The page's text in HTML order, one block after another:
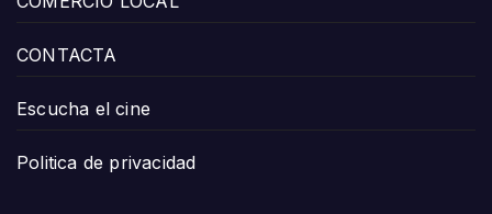
CONTACTA
Escucha el cine
Politica de privacidad